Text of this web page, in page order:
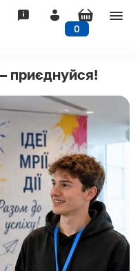
0
приєднуйся!